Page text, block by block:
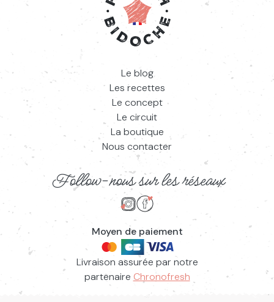
Le blog
Les recettes
Le concept
Le circuit
La boutique
Nous contacter
Follow-nous sur les réseaux
Suivez-nous sur Instagram
Suivez-nous sur Facebook
Moyen de paiement
Livraison assurée par notre
partenaire Chronofresh